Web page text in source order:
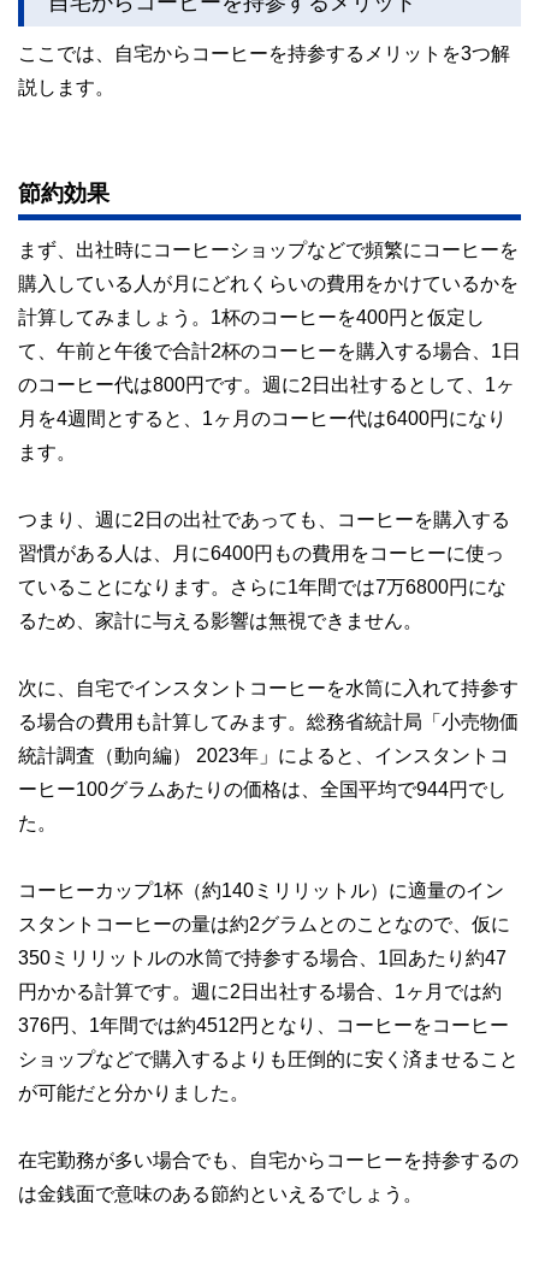
ドバイザー、DCプランナー、公認会計士、社会保険労務
士、行政書士、投資アナリスト、キャリアコンサルタントな
ど150名以上の有資格者を執筆者・監修者として迎え、むず
私たちは、快適でより良い生活のアイデアを提供するお金の
コンシェルジュを目指します。
ここでは、自宅からコーヒーを持参するメリットを3つ解
説します。
節約効果
まず、出社時にコーヒーショップなどで頻繁にコーヒーを
購入している人が月にどれくらいの費用をかけているかを
計算してみましょう。1杯のコーヒーを400円と仮定し
て、午前と午後で合計2杯のコーヒーを購入する場合、1日
のコーヒー代は800円です。週に2日出社するとして、1ヶ
月を4週間とすると、1ヶ月のコーヒー代は6400円になり
ます。
つまり、週に2日の出社であっても、コーヒーを購入する
習慣がある人は、月に6400円もの費用をコーヒーに使っ
ていることになります。さらに1年間では7万6800円にな
るため、家計に与える影響は無視できません。
次に、自宅でインスタントコーヒーを水筒に入れて持参す
る場合の費用も計算してみます。総務省統計局「小売物価
統計調査（動向編） 2023年」によると、インスタントコ
ーヒー100グラムあたりの価格は、全国平均で944円でし
た。
コーヒーカップ1杯（約140ミリリットル）に適量のイン
スタントコーヒーの量は約2グラムとのことなので、仮に
350ミリリットルの水筒で持参する場合、1回あたり約47
円かかる計算です。週に2日出社する場合、1ヶ月では約
376円、1年間では約4512円となり、コーヒーをコーヒー
ショップなどで購入するよりも圧倒的に安く済ませること
が可能だと分かりました。
在宅勤務が多い場合でも、自宅からコーヒーを持参するの
は金銭面で意味のある節約といえるでしょう。